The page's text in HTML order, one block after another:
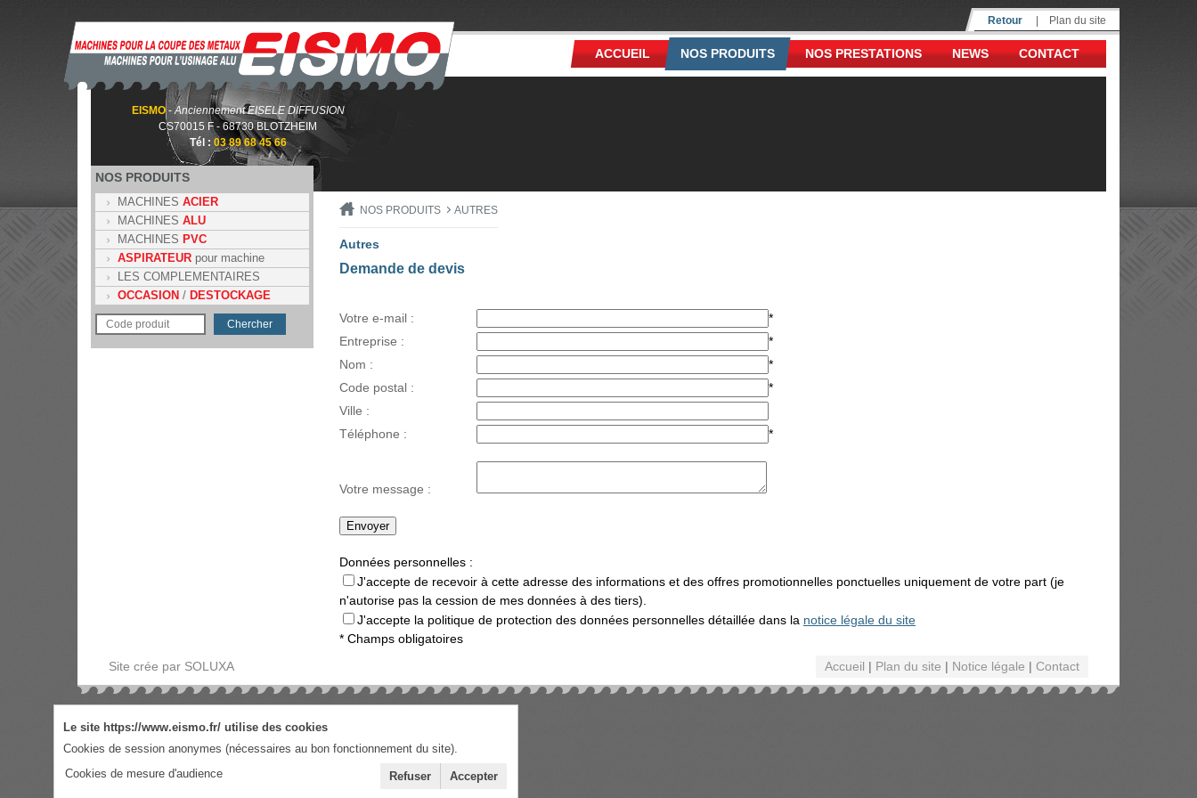
Retour Plan du site
ACCUEIL NOS PRODUITS NOS PRESTATIONS NEWS CONTACT
EISMO-Anciennement EISELE DIFFUSION
CS70015 F - 68730 BLOTZHEIM
Tél : 03 89 68 45 66
NOS PRODUITS
MACHINES ACIER
MACHINES ALU
MACHINES PVC
ASPIRATEUR pour machine
LES COMPLEMENTAIRES
OCCASION / DESTOCKAGE
NOS PRODUITS AUTRES
Autres
Demande de devis
Votre e-mail :
*
Entreprise :
*
Nom :
*
Code postal :
*
Ville :
Téléphone :
*
Votre message :
Données personnelles :
J'accepte de recevoir à cette adresse des informations et des offres promotionnelles ponctuelles uniquement de votre part (je
n'autorise pas la cession de mes données à des tiers).
J'accepte la politique de protection des données personnelles détaillée dans la notice légale du site
* Champs obligatoires
Accueil | Plan du site | Notice légale | Contact
Site crée par SOLUXA
Le site https://www.eismo.fr/ utilise des cookies
Cookies de session anonymes (nécessaires au bon fonctionnement du site).
Cookies de mesure d'audience
Refuser Accepter